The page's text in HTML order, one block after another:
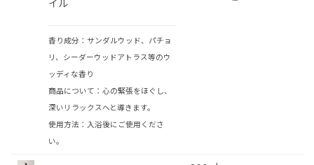
イル
香り成分：サンダルウッド、パチョ
リ、シーダーウッドアトラス等のウ
ッディな香り
商品について：心の緊張をほぐし、
深いリラックスへと導きます。
使用方法：入浴後にご使用くださ
い。